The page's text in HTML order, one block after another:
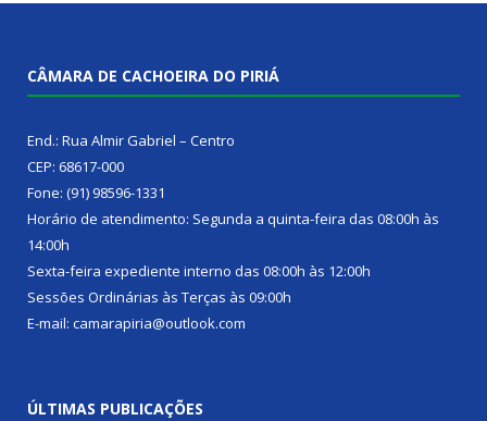
CÂMARA DE CACHOEIRA DO PIRIÁ
End.: Rua Almir Gabriel – Centro
CEP: 68617-000
Fone: (91) 98596-1331
Horário de atendimento: Segunda a quinta-feira das 08:00h às
14:00h
Sexta-feira expediente interno das 08:00h às 12:00h
Sessões Ordinárias às Terças às 09:00h
E-mail: camarapiria@outlook.com
ÚLTIMAS PUBLICAÇÕES